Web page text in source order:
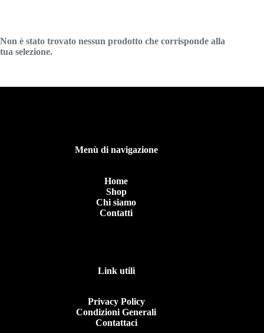
Non è stato trovato nessun prodotto che corrisponde alla
tua selezione.
Menù di navigazione
Home
Shop
Chi siamo
Contatti
Link utili
Privacy Policy
Condizioni Generali
Contattaci